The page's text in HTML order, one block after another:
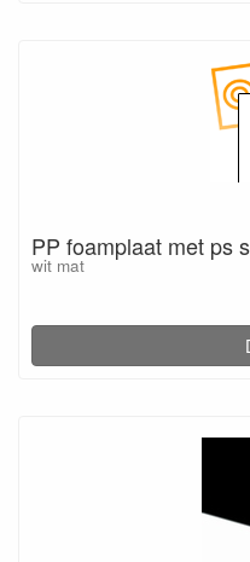
PP foamplaat met ps
wit mat